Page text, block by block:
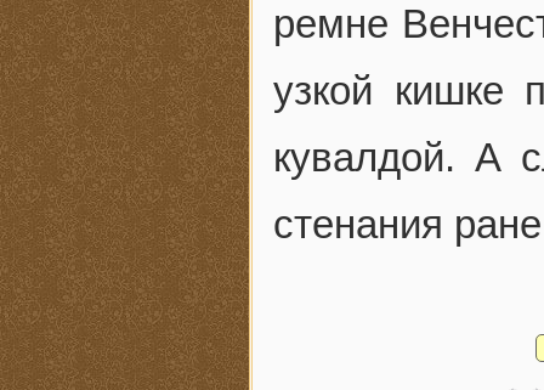
ремне
узкой кишке
кувалдой. А
стенания